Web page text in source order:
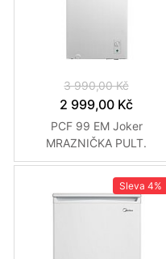
3 990,00 Kč
2 999,00 Kč
PCF 99 EM Joker
MRAZNIČKA PULT.
PHILCO
Sleva 4%